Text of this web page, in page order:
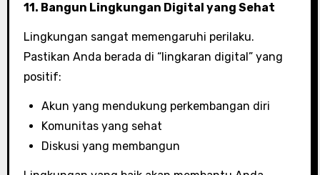
11. Bangun Lingkungan Digital yang Sehat
Lingkungan sangat memengaruhi perilaku.
Pastikan Anda berada di “lingkaran digital” yang
positif:
Akun yang mendukung perkembangan diri
Komunitas yang sehat
Diskusi yang membangun